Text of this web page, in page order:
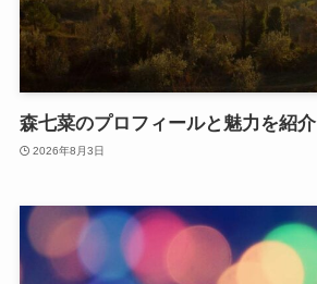
森七菜のプロフィールと魅力を紹介
2026年8月3日